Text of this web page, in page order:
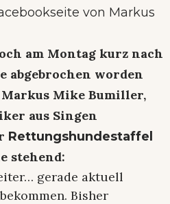
von Markus
am Montag kurz nach
abgebrochen worden
Mike Bumiller,
aus Singen
Rettungshundestaffel
stehend:
gerade aktuell
Bisher